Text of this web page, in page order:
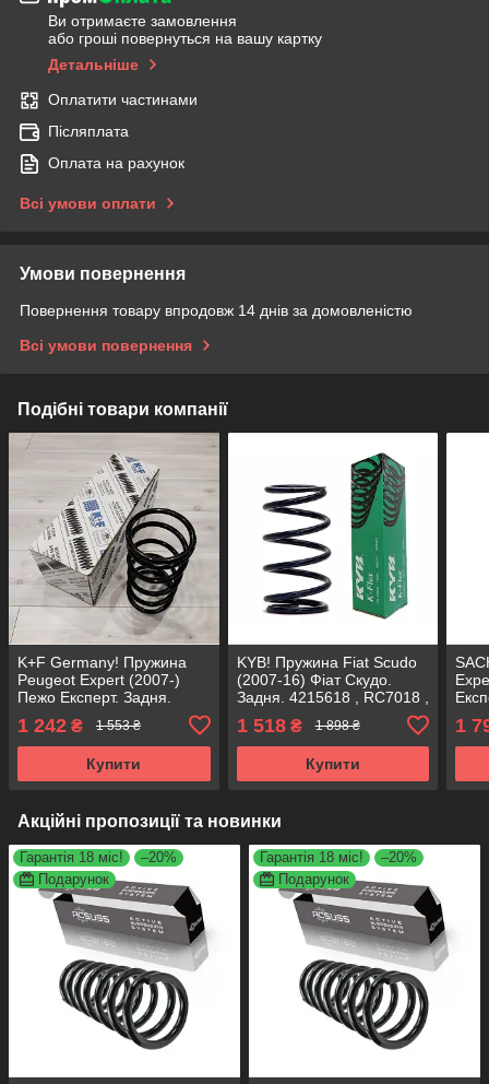
Ви отримаєте замовлення
або гроші повернуться на вашу картку
Детальніше
Оплатити частинами
Післяплата
Оплата на рахунок
Всі умови оплати
Умови повернення
Повернення товару впродовж 14 днів за домовленістю
Всі умови повернення
Подібні товари компанії
K+F Germany! Пружина
Peugeot Expert (2007-)
Пежо Експерт. Задня.
994461. К+Ф Німеччина
1 242 ₴ 1 553 ₴
Купити
KYB! Пружина Fiat Scudo
(2007-16) Фіат Скудо.
Задня. 4215618 , RC7018 ,
1 518₴ 1 898 ₴
Купити
1
Акційні пропозиції та новинки
Гарантія 18 міс!
–20%
Подарунок
Гарантія 18 міс!
–20%
Подарунок